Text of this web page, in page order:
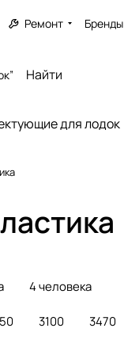
Ремонт Бренды
для лодок
4 человека
3100 3470